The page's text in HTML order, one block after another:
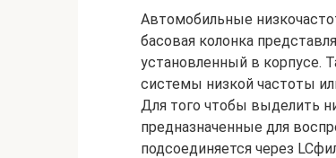
Автомобильные
басовая колонка
установленный в корпусе.
системы низкой частоты
Для того чтобы выделить
предназначенные для
подсоединяется через